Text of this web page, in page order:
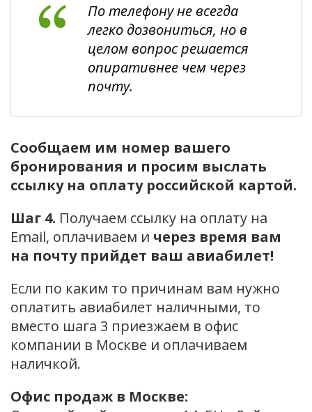
По телефону не всегда
легко дозвониться, но в
целом вопрос решается
опиративнее чем через
почту.
Сообщаем им номер вашего
бронирования и просим выслать
ссылку на оплату российской картой.
Шаг 4. Получаем ссылку на оплату на
Email, оплачиваем и через время вам
на почту прийдет ваш авиабилет!
Если по каким то причинам вам нужно
оплатить авиабилет наличными, то
вместо шага 3 приезжаем в офис
компании в Москве и оплачиваем
наличкой.
Офис продаж в Москве: